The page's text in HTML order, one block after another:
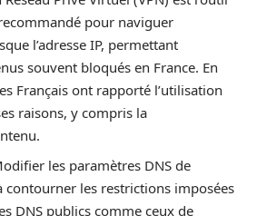
pour naviguer
l’adresse IP, permettant
souvent bloqués en France. En
Français ont rapporté l’utilisation
raisons, y compris la
les paramètres DNS de
contourner les restrictions imposées
DNS publics comme ceux de